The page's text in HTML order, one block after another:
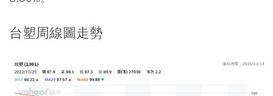
台塑周線圖走勢